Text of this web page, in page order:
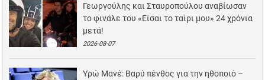
Γεωργούλης και Σταυροπούλου αναβίωσαν
το φινάλε του «Είσαι το ταίρι μου» 24 χρόνια
μετά!
2026-08-07
Υρώ Μανέ: Βαρύ πένθος για την ηθοποιό –